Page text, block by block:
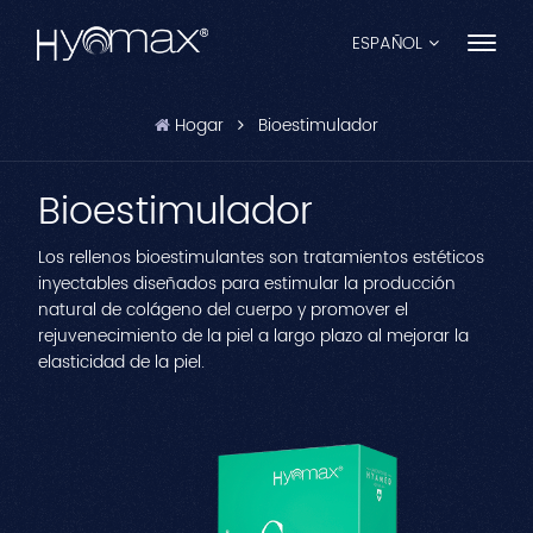
ESPAÑOL
Français
Español
Pусский
日本語
中文
Hogar Bioestimulador
Bioestimulador
Los rellenos bioestimulantes son tratamientos estéticos
inyectables diseñados para estimular la producción
natural de colágeno del cuerpo y promover el
rejuvenecimiento de la piel a largo plazo al mejorar la
elasticidad de la piel.